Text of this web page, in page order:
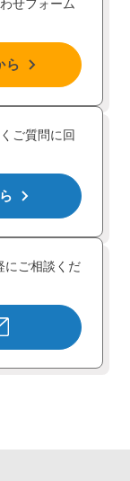
せフォーム
ら
ご質問に回
にご相談くだ